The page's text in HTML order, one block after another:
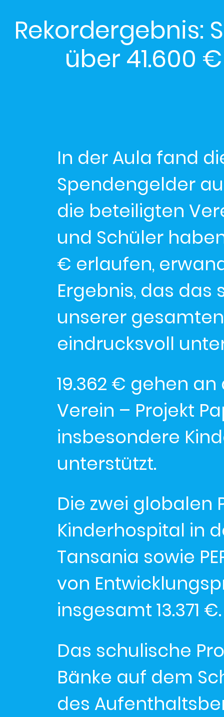
Rekordergebnis:
über 41.600
In der Aula fand
Spendengelder
die beteiligten
und Schüler
€ erlaufen,
Ergebnis, das
unserer
eindrucksvoll
19.362 € gehen
Verein – Projekt
insbesondere
unterstützt.
Die zwei globalen
Kinderhospital in
Tansania sowie
von
insgesamt 13.371 €.
Das schulische
Bänke auf dem
des